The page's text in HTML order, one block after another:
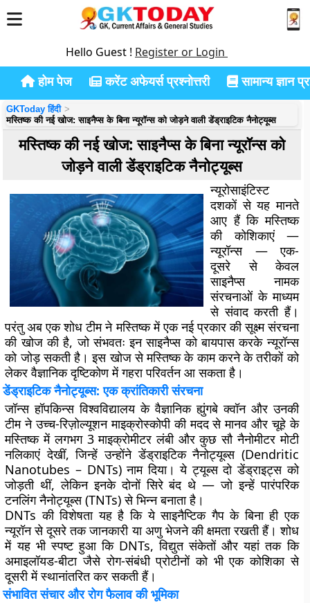
Hello Guest ! Register or Login
होम पेज करेंट अफेयर्स प्रश्नोत्तरी सामान्य ज्ञान
GKToday हिंदी
मस्तिष्क की नई खोज: साइनैप्स के बिना न्यूरॉन्स को जोड़ने वाली डेंड्राइटिक नैनोट्यूब्स
मस्तिष्क की नई खोज: साइनैप्स के बिना न्यूरॉन्स को
जोड़ने वाली डेंड्राइटिक नैनोट्यूब्स
न्यूरोसाइंटिस्ट
दशकों से यह मानते
आए हैं कि मस्तिष्क
की कोशिकाएं —
न्यूरॉन्स — एक-
दूसरे से केवल
साइनैप्स नामक
संरचनाओं के माध्यम
से संवाद करती हैं।
परंतु अब एक शोध टीम ने मस्तिष्क में एक नई प्रकार की सूक्ष्म संरचना
की खोज की है, जो संभवतः इन साइनैप्स को बायपास करके न्यूरॉन्स
को जोड़ सकती है। इस खोज से मस्तिष्क के काम करने के तरीकों को
लेकर वैज्ञानिक दृष्टिकोण में गहरा परिवर्तन आ सकता है।
डेंड्राइटिक नैनोट्यूब्स: एक क्रांतिकारी संरचना
जॉन्स हॉपकिन्स विश्वविद्यालय के वैज्ञानिक ह्युंगबे क्वॉन और उनकी
टीम ने उच्च-रिज़ोल्यूशन माइक्रोस्कोपी की मदद से मानव और चूहे के
मस्तिष्क में लगभग 3 माइक्रोमीटर लंबी और कुछ सौ नैनोमीटर मोटी
नलिकाएं देखीं, जिन्हें उन्होंनेडेंड्राइटिक नैनोट्यूब्स (Dendritic
Nanotubes – DNTs)नाम दिया। ये ट्यूब्स दो डेंड्राइट्स को
जोड़ती थीं, लेकिन इनके दोनों सिरे बंद थे — जो इन्हें पारंपरिक
टनलिंग नैनोट्यूब्स (TNTs) से भिन्न बनाता है।
DNTs की विशेषता यह है कि ये साइनैप्टिक गैप के बिना ही एक
न्यूरॉन से दूसरे तक जानकारी या अणु भेजने की क्षमता रखती हैं। शोध
में यह भी स्पष्ट हुआ कि DNTs, विद्युत संकेतों और यहां तक कि
अमाइलॉयड-बीटा जैसे रोग-संबंधी प्रोटीनों को भी एक कोशिका से
दूसरी में स्थानांतरित कर सकती हैं।
संभावित संचार और रोग फैलाव की भूमिका